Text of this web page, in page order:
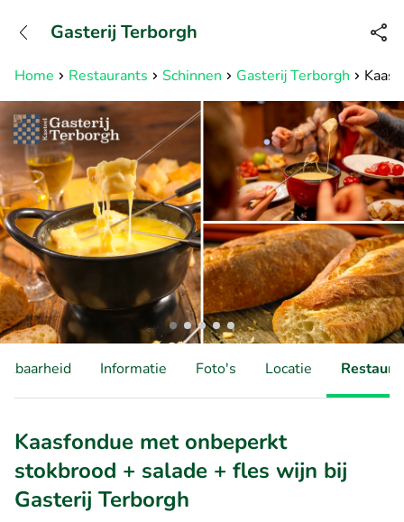
Bereikbaar tot 23:00 uur
Home Restaurants Schinnen Gasterij Terborgh
Gasterij Terborgh
Informatie Foto's Locatie
Kaasfondue met onbeperkt
stokbrood + salade + fles wijn bij
Gasterij Terborgh